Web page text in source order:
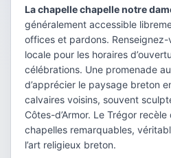
La chapelle chapelle notre
généralement accessible
offices et pardons.
locale pour les horaires
célébrations. Une promenade
d’apprécier le paysage breton
calvaires voisins, souvent
Côtes-d’Armor. Le Trégor
chapelles remarquables,
l’art religieux breton.